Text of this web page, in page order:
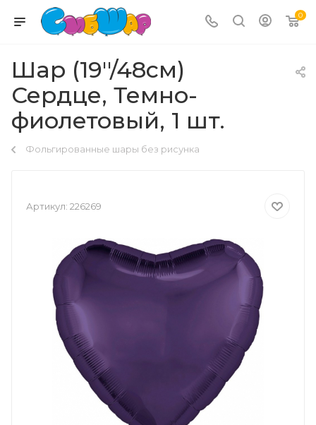
0
Шар (19''/48см)
Сердце, Темно-
фиолетовый, 1 шт.
Фольгированные шары без рисунка
Артикул: 226269